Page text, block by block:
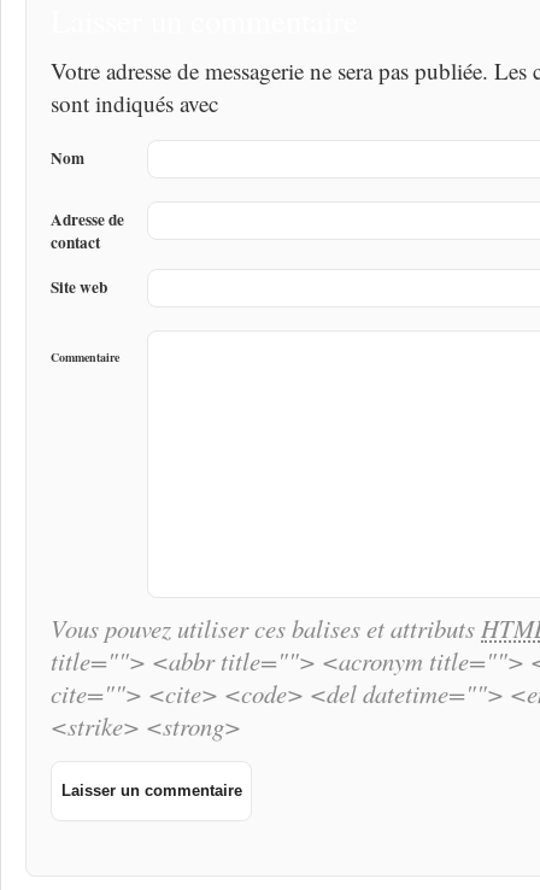
Votre adresse de messagerie ne sera pas publiée.
sont indiqués avec
Nom
Adresse de
contact
Site web
Commentaire
Vous pouvez utiliser ces balises et attributs
title=""> <abbr title=""> <acronym title="">
cite=""> <cite> <code> <del datetime="">
<strike> <strong>